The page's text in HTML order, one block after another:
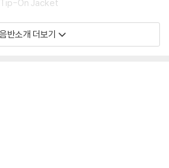
On Jacket
내드립니다.
한 재킷 주름, 모서리 눌림, 갈라짐이 발생
브)는 디스크와의 접촉으로 인해 갈라질 수
럽게 부착되지 않을 수도 있으며 겉포장 비
닐이 밀봉되어 있지 않습니다.
음반소개 더보기